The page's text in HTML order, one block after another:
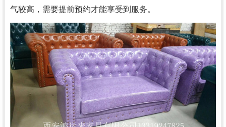
气较高，需要提前预约才能享受到服务。